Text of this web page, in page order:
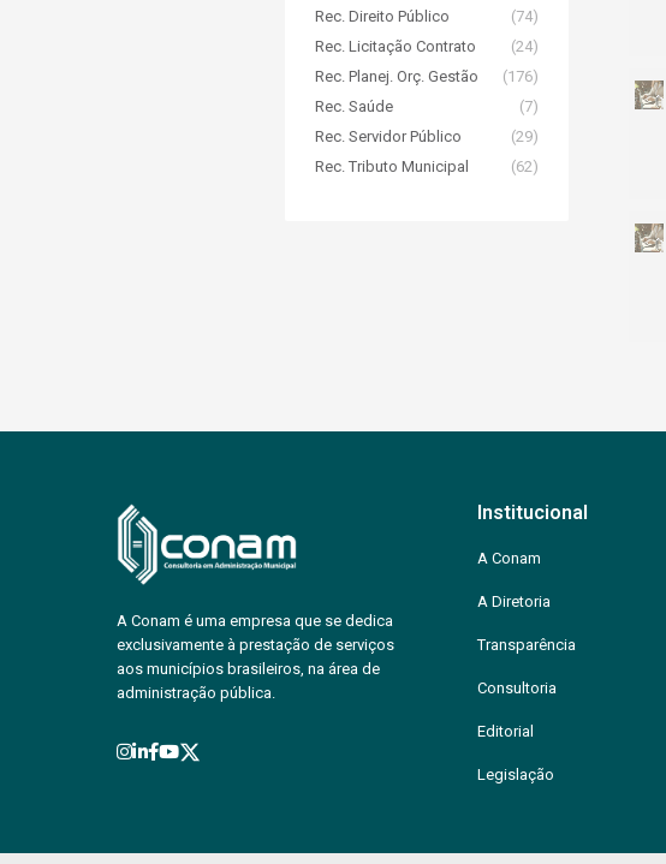
Rec. Direito Público
(74)
Rec. Licitação Contrato
(24)
Rec. Planej. Orç. Gestão
(176)
Rec. Saúde
(7)
Rec. Servidor Público
(29)
Rec. Tributo Municipal
(62)
A Conam é uma empresa que se dedica
exclusivamente à prestação de serviços
aos municípios brasileiros, na área de
administração pública.
Institucional
A Conam
A Diretoria
Transparência
Consultoria
Editorial
Legislação